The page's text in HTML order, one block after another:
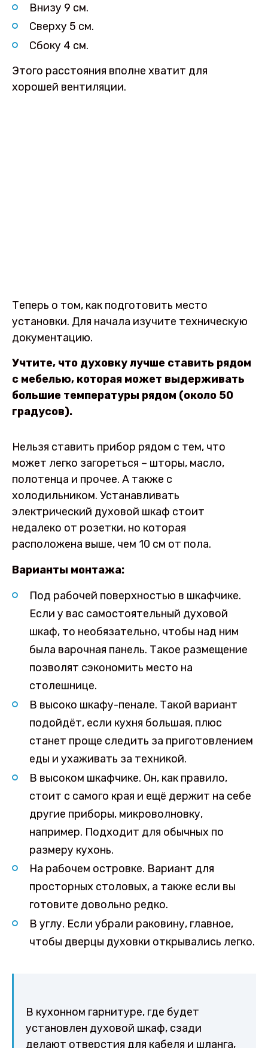
Внизу 9 см.
Сверху 5 см.
Сбоку 4 см.
Этого расстояния вполне хватит для
хорошей вентиляции.
Теперь о том, как подготовить место
установки. Для начала изучите техническую
документацию.
Учтите, что духовку лучше ставить рядом
с мебелью, которая может выдерживать
большие температуры рядом (около 50
градусов).
Нельзя ставить прибор рядом с тем, что
может легко загореться – шторы, масло,
полотенца и прочее. А также с
холодильником. Устанавливать
электрический духовой шкаф стоит
недалеко от розетки, но которая
расположена выше, чем 10 см от пола.
Варианты монтажа:
Под рабочей поверхностью в шкафчике.
Если у вас самостоятельный духовой
шкаф, то необязательно, чтобы над ним
была варочная панель. Такое размещение
позволят сэкономить место на
столешнице.
В высоко шкафу-пенале. Такой вариант
подойдёт, если кухня большая, плюс
станет проще следить за приготовлением
еды и ухаживать за техникой.
В высоком шкафчике. Он, как правило,
стоит с самого края и ещё держит на себе
другие приборы, микроволновку,
например. Подходит для обычных по
размеру кухонь.
На рабочем островке. Вариант для
просторных столовых, а также если вы
готовите довольно редко.
В углу. Если убрали раковину, главное,
чтобы дверцы духовки открывались легко.
В кухонном гарнитуре, где будет
установлен духовой шкаф, сзади
делают отверстия для кабеля и шланга,